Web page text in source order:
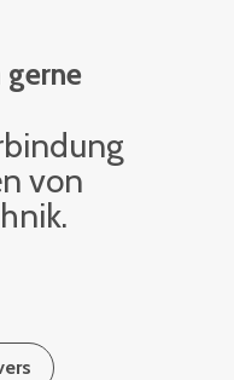
gerne
von